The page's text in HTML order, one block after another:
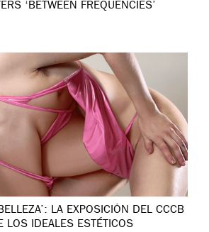
‘BETWEEN FREQUENCIES’
LA EXPOSICIÓN DEL CCCB
LOS IDEALES ESTÉTICOS